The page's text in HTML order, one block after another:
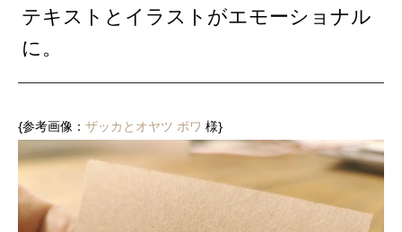
テキストとイラストがエモーショナル
に。
{参考画像： ザッカとオヤツ ボワ 様}